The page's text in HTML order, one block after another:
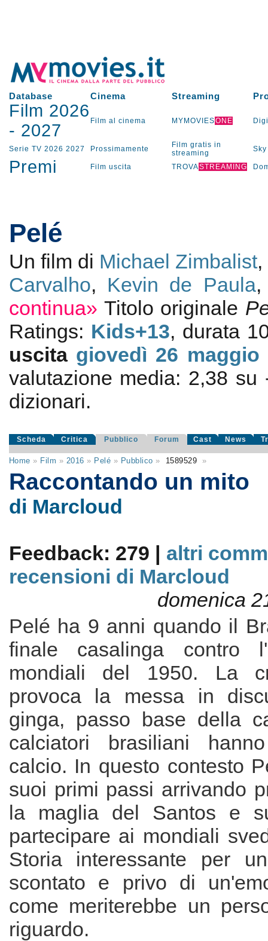
Database Cinema Streaming
Film 2026
- 2027 Film al cinema MYMOVIESONE
Serie TV 2026 2027 Prossimamente
Film gratis in
streaming
Sky
Premi Film uscita TROVASTREAMING
Pelé
Un film di Michael Zimbalist,
Carvalho, Kevin de Paula
continua» Titolo originale
Ratings: Kids+13, durata
uscita giovedì 26 maggio
valutazione media: 2,38 su
dizionari.
Scheda Critica Pubblico Forum Cast News
Home » Film » 2016 » Pelé » Pubblico » 1589529 »
Raccontando un mito
di Marcloud
Feedback: 279 | altri
recensioni di Marcloud
domenica
Pelé ha 9 anni quando il
finale casalinga contro
mondiali del 1950. La
provoca la messa in
ginga, passo base della
calciatori brasiliani
calcio. In questo contesto
suoi primi passi arrivando
la maglia del Santos e
partecipare ai mondiali
Storia interessante per
scontato e privo di
come meriterebbe un
riguardo.